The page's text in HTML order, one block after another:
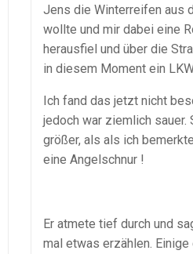
Jens die Winterreifen aus
wollte und mir dabei eine
herausfiel und über die
in diesem Moment ein
Ich fand das jetzt nicht
jedoch war ziemlich sauer.
größer, als als ich
eine Angelschnur !
Er atmete tief durch und
mal etwas erzählen.